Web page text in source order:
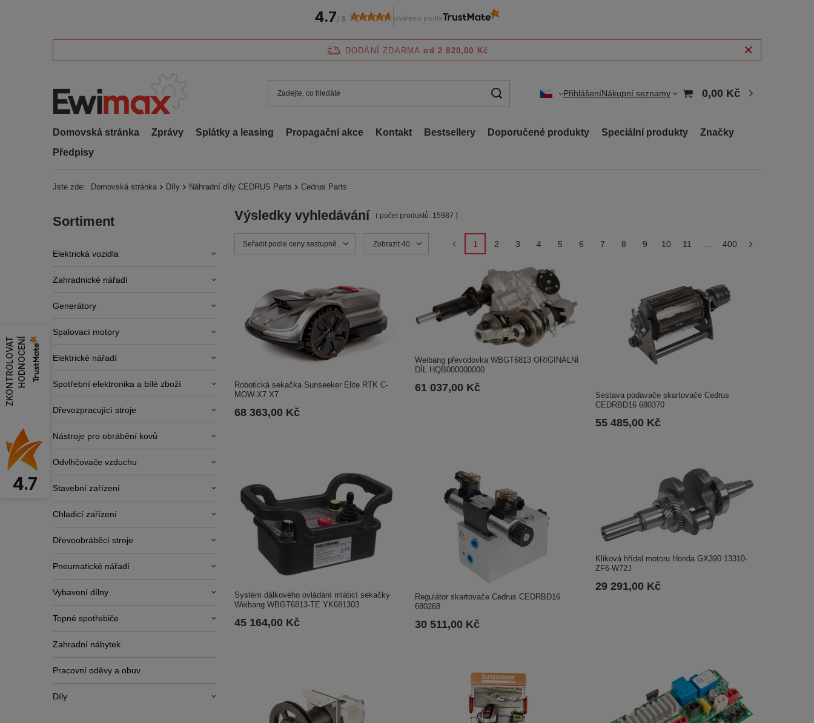
DODÁNÍ ZDARMA od 2 820,00 Kč
PřihlášeníNákupní seznamy 0,00 Kč
Domovská stránka Zprávy Splátky a leasing Propagační akce Kontakt Bestsellery Doporučené produkty Speciální produkty
Značky
Předpisy
Jste zde: Domovská stránka Díly Náhradní díly CEDRUS Parts Cedrus Parts
Sortiment
Elektrická vozidla
Zahradnické nářadí
Generátory
Spalovací motory
Elektrické nářadí
Spotřební elektronika a bílé zboží
Dřevozpracující stroje
Nástroje pro obrábění kovů
Odvlhčovače vzduchu
Stavební zařízení
Chladicí zařízení
Dřevoobráběcí stroje
Pneumatické nářadí
Vybavení dílny
Topné spotřebiče
Zahradní nábytek
Pracovní oděvy a obuv
Díly
Výsledky vyhledávání ( počet produktů: 15987 )
Zmień sortowanie
Seřadit podle ceny sestupně Zmień ilość wyświetlanych produktów
Zobrazit 40 1 2 3 4 5 6 7 8 9 10 11 400
Robotická sekačka Sunseeker Elite RTK C-
MOW-X7 X7
68 363,00 Kč
Weibang převodovka WBGT6813 ORIGINÁLNÍ
DÍL HQB000000000
61 037,00 Kč
Sestava podavače skartovače Cedrus
CEDRBD16 680370
55 485,00 Kč
Systém dálkového ovládání mláticí sekačky
Weibang WBGT6813-TE YK681303
45 164,00 Kč
Regulátor skartovače Cedrus CEDRBD16
680268
30 511,00 Kč
Kliková hřídel motoru Honda GX390 13310-
ZF6-W72J
29 291,00 Kč
4.7/ 5 ověřeno podle
Z
K
O
N
T
R
O
L
O
V
A
T
H
O
D
N
O
C
E
NÍ
4.7